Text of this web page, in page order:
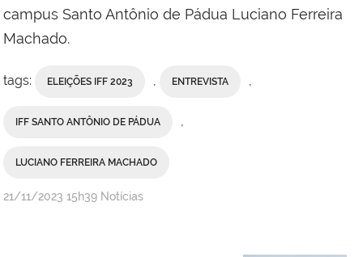
campus Santo Antônio de Pádua Luciano Ferreira
Machado.
tags: ELEIÇÕES IFF 2023 , ENTREVISTA ,
IFF SANTO ANTÔNIO DE PÁDUA ,
LUCIANO FERREIRA MACHADO
por
publicado
21/11/2023 15h39 Notícias